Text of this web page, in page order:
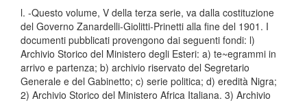
l. -Questo volume, V della terza serie, va dalla costituzione
del Governo Zanardelli-Giolitti-Prinetti alla fine del 1901. I
documenti pubblicati provengono dai seguenti fondi: l)
Archivio Storico del Ministero degli Esteri: a) te~egrammi in
arrivo e partenza; b) archivio riservato del Segretario
Generale e del Gabinetto; c) serie politica; d) eredità Nigra;
2) Archivio Storico del Ministero Africa Italiana. 3) Archivio